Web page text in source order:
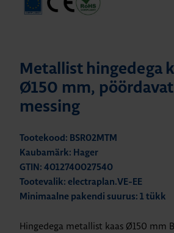
Metallist hingedega
Ø150 mm,
messing
Tootekood: BSR02MTM
Kaubamärk: Hager
GTIN: 4012740027540
Tootevalik: electraplan.VE-EE
Minimaalne pakendi suurus: 1 tükk
Hingedega metallist kaas Ø150 mm